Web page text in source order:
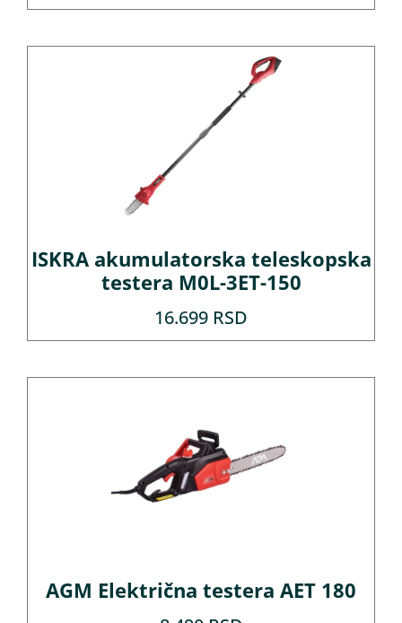
ISKRA akumulatorska teleskopska
testera M0L-3ET-150
16.699 RSD
AGM Električna testera AET 180